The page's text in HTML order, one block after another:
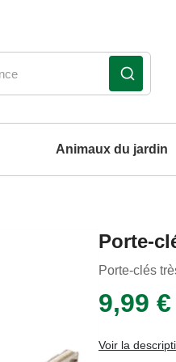
Animaux du jardin
Porte-
Porte-clés
9,99 €
Voir la